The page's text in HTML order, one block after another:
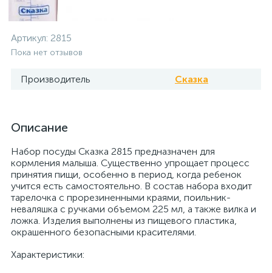
Артикул: 2815
Пока нет отзывов
Производитель Сказка
Описание
Набор посуды Сказка 2815 предназначен для
кормления малыша. Существенно упрощает процесс
принятия пищи, особенно в период, когда ребенок
учится есть самостоятельно. В состав набора входит
тарелочка с прорезиненными краями, поильник-
неваляшка с ручками объемом 225 мл, а также вилка и
ложка. Изделия выполнены из пищевого пластика,
окрашенного безопасными красителями.
Характеристики: